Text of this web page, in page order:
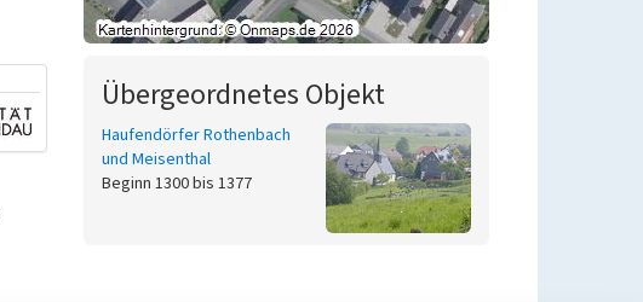
Übergeordnetes Objekt
Haufendörfer Rothenbach
und Meisenthal
Beginn 1300 bis 1377